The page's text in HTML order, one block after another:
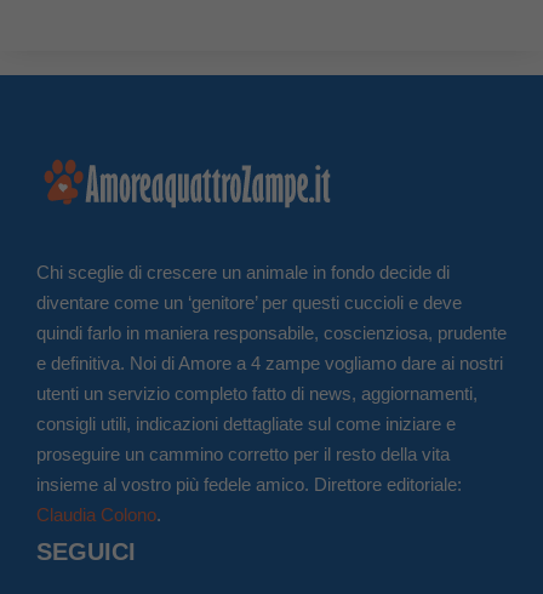
Chi sceglie di crescere un animale in fondo decide di
diventare come un ‘genitore’ per questi cuccioli e deve
quindi farlo in maniera responsabile, coscienziosa, prudente
e definitiva. Noi di Amore a 4 zampe vogliamo dare ai nostri
utenti un servizio completo fatto di news, aggiornamenti,
consigli utili, indicazioni dettagliate sul come iniziare e
proseguire un cammino corretto per il resto della vita
insieme al vostro più fedele amico. Direttore editoriale:
Claudia Colono.
SEGUICI